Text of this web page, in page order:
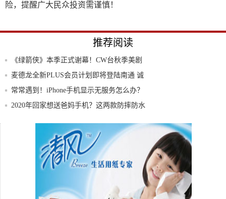
险，提醒广大民众投资需谨慎！
推荐阅读
《绿箭侠》本季正式谢幕！CW台秋季美剧
海报公
麦德龙全新PLUS会员计划即将登陆南通 诚
邀
常常遇到！iPhone手机显示无服务怎么办？
2020年回家想送爸妈手机？这两款防摔防水
找亮点！5G小米手机即将到来！小米已经